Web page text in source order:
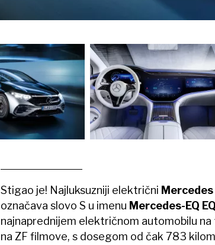
Stigao je! Najluksuzniji električni Mercedes
označava slovo S u imenu Mercedes-EQ
najnaprednijem električnom automobilu
na ZF filmove, s dosegom od čak 783